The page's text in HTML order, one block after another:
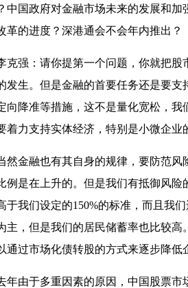
中国政府对金融市场未来的发展和
革的进度？深港通会不会年内推出？
：请你提第一个问题，你就把股
发生。但是金融的首要任务还是要
向降准等措施，这不是量化宽松，
着力支持实体经济，特别是小微企业
融也有其自身的规律，要防范风
例是在上升的。但是我们有抵御风险
于我们设定的150%的标准，而且我
主，但是我们的居民储蓄率也比较
通过市场化债转股的方式来逐步降低
由于多重因素的原因，中国股票市